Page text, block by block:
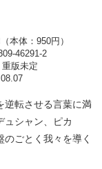
本体：950円）
46291-2
版未定
逆転させる言葉に満
ュシャン、ピカ
ごとく我々を導く